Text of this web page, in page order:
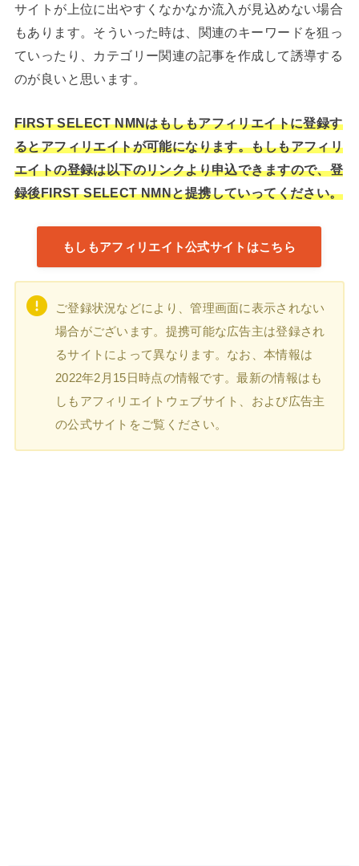
サイトが上位に出やすくなかなか流入が見込めない場合
もあります。そういった時は、関連のキーワードを狙っ
ていったり、カテゴリー関連の記事を作成して誘導する
のが良いと思います。
FIRST SELECT NMNはもしもアフィリエイトに登録す
るとアフィリエイトが可能になります。もしもアフィリ
エイトの登録は以下のリンクより申込できますので、登
録後FIRST SELECT NMNと提携していってください。
もしもアフィリエイト公式サイトはこちら
ご登録状況などにより、管理画面に表示されない
場合がございます。提携可能な広告主は登録され
るサイトによって異なります。なお、本情報は
2022年2月15日時点の情報です。最新の情報はも
しもアフィリエイトウェブサイト、および広告主
の公式サイトをご覧ください。